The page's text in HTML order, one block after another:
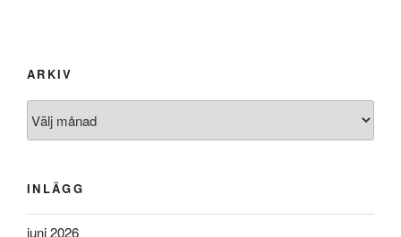
ARKIV
INLÄGG
juni 2026